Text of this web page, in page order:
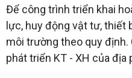
Để công trình triển khai
lực, huy động vật tư, thiết
môi trường theo quy định.
phát triển KT - XH của địa